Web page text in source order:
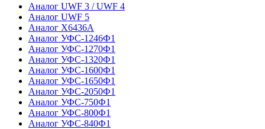
Аналог UWF 3 / UWF 4
Аналог UWF 5
Аналог X6436A
Аналог УФС-1246Ф1
Аналог УФС-1270Ф1
Аналог УФС-1320Ф1
Аналог УФС-1600Ф1
Аналог УФС-1650Ф1
Аналог УФС-2050Ф1
Аналог УФС-750Ф1
Аналог УФС-800Ф1
Аналог УФС-840Ф1